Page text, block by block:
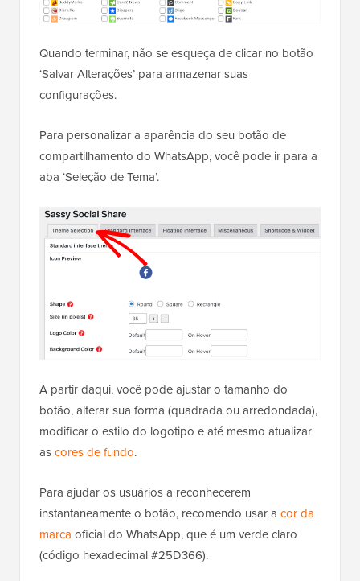
Quando terminar, não se esqueça de clicar no botão
‘Salvar Alterações’ para armazenar suas
configurações.
Para personalizar a aparência do seu botão de
compartilhamento do WhatsApp, você pode ir para a
aba ‘Seleção de Tema’.
A partir daqui, você pode ajustar o tamanho do
botão, alterar sua forma (quadrada ou arredondada),
modificar o estilo do logotipo e até mesmo atualizar
ascores de fundo.
Para ajudar os usuários a reconhecerem
instantaneamente o botão, recomendo usar a cor da
marca oficial do WhatsApp, que é um verde claro
(código hexadecimal #25D366).